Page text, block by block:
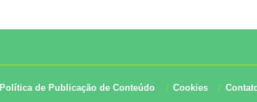
Política de Publicação de Conteúdo Cookies